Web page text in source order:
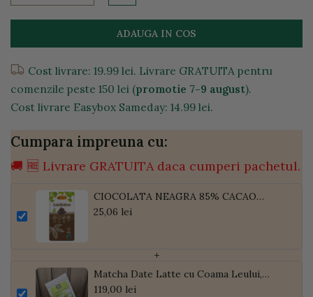
ADAUGA IN COS
Cost livrare: 19.99 lei. Livrare GRATUITA pentru
comenzile peste 150 lei (promotie 7-9 august).
Cost livrare Easybox Sameday: 14.99 lei.
Cumpara impreuna cu:
🚚 🆓 Livrare GRATUITA daca cumperi pachetul.
CIOCOLATA NEAGRA 85% CACAO
INDULCITA CU XILITOL 100G
25,06 lei
+
Matcha Date Latte cu Coama Leului,
Pudră de Curmale și Ghimbir, ECO, 300g
119,00 lei